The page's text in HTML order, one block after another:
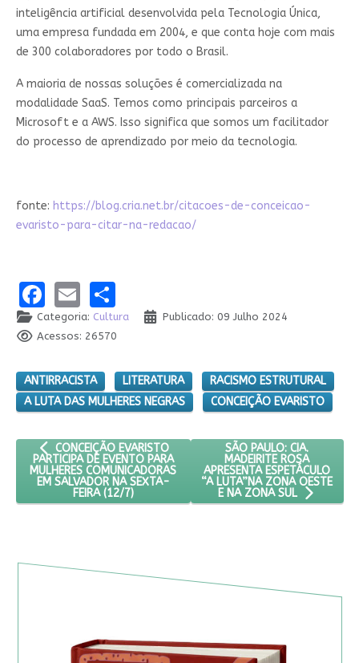
inteligência artificial desenvolvida pela Tecnologia Única,
uma empresa fundada em 2004, e que conta hoje com mais
de 300 colaboradores por todo o Brasil.
A maioria de nossas soluções é comercializada na
modalidade SaaS. Temos como principais parceiros a
Microsoft e a AWS. Isso significa que somos um facilitador
do processo de aprendizado por meio da tecnologia.
fonte: https://blog.cria.net.br/citacoes-de-conceicao-
evaristo-para-citar-na-redacao/
Facebook
EmailShare
Categoria: Cultura
Publicado: 09 Julho 2024
Acessos: 26570
ANTIRRACISTA LITERATURA
RACISMO ESTRUTURAL
A LUTA DAS MULHERES NEGRAS
CONCEIÇÃO EVARISTO
ARTIGO ANTERIOR: CONCEIÇÃO EVARISTO PARTICIPA DE
CONCEIÇÃO EVARISTO
PARTICIPA DE EVENTO PARA
MULHERES COMUNICADORAS
EM SALVADOR NA SEXTA-
FEIRA (12/7)
PRÓXIMO ARTIGO: SÃO
SÃO PAULO: CIA.
MADEIRITE ROSA
APRESENTA ESPETÁCULO
“A LUTA”NA ZONA OESTE
E NA ZONA SUL